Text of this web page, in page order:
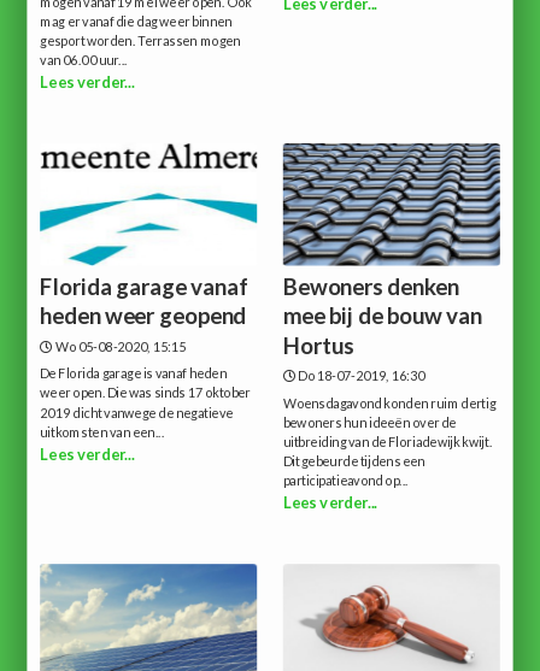
mag er vanaf die dag weer binnen
gesport worden. Terrassen mogen
van 06.00 uur...
Lees verder...
Lees verder...
Florida garage vanaf
heden weer geopend
Wo 05-08-2020, 15:15
De Florida garage is vanaf heden
weer open. Die was sinds 17 oktober
2019 dicht vanwege de negatieve
uitkomsten van een...
Lees verder...
Bewoners denken
mee bij de bouw van
Hortus
Do 18-07-2019, 16:30
Woensdagavond konden ruim dertig
bewoners hun ideeën over de
uitbreiding van de Floriadewijk kwijt.
Dit gebeurde tijdens een
participatieavond op...
Lees verder...